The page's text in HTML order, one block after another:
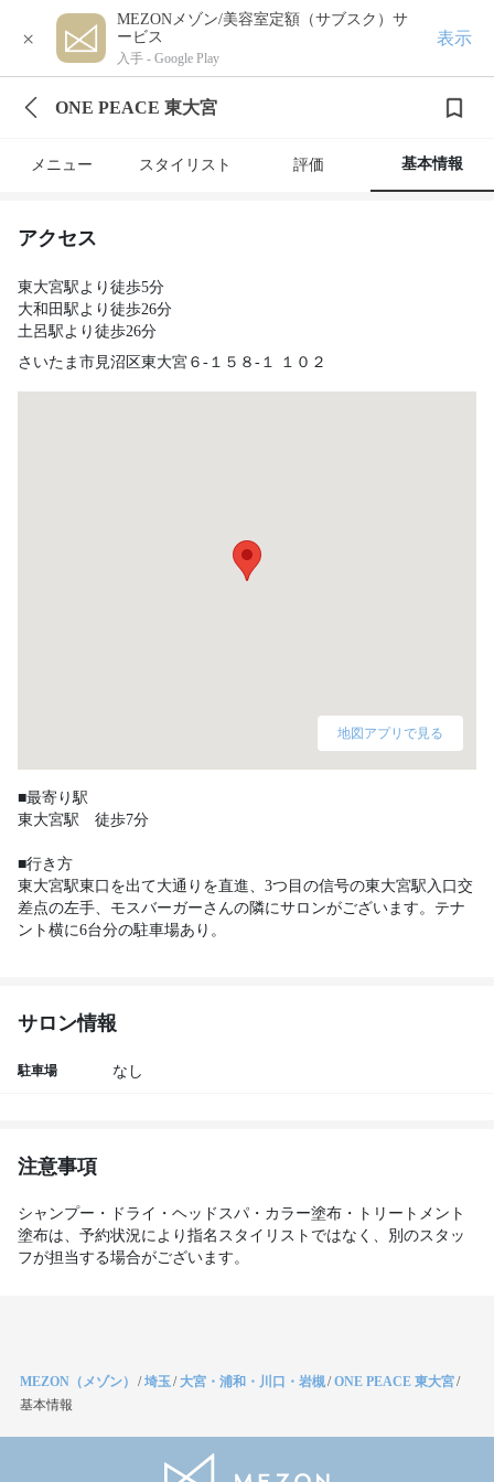
×
MEZONメゾン/美容室定額（サブスク）サ
ービス
入手 - Google Play
表示
ONE PEACE 東大宮
メニュー スタイリスト 評価 基本情報
アクセス
東大宮駅より徒歩5分
大和田駅より徒歩26分
土呂駅より徒歩26分
さいたま市見沼区東大宮６-１５８-１ １０２
地図アプリで見る
■最寄り駅
東大宮駅　徒歩7分
■行き方
東大宮駅東口を出て大通りを直進、3つ目の信号の東大宮駅入口交
差点の左手、モスバーガーさんの隣にサロンがございます。テナ
ント横に6台分の駐車場あり。
サロン情報
駐車場 なし
注意事項
シャンプー・ドライ・ヘッドスパ・カラー塗布・トリートメント
塗布は、予約状況により指名スタイリストではなく、別のスタッ
フが担当する場合がございます。
MEZON（メゾン） /埼玉/大宮・浦和・川口・岩槻/ONE PEACE 東大宮/
基本情報